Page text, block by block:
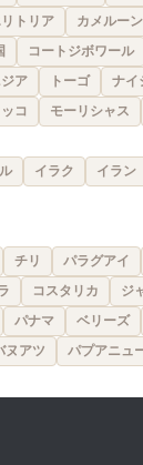
トリア カメルーン
コートジボワール
ア トーゴ ナイ
コ モーリシャス
イラク イラン
チリ パラグアイ
コスタリカ ジ
パナマ ベリーズ
ヌアツ パプアニュ